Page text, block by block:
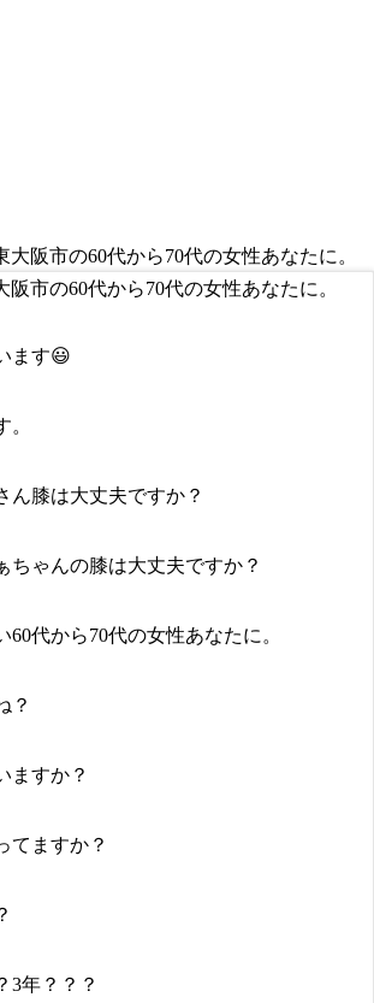
阪市の60代から70代の女性あなたに。
市の60代から70代の女性あなたに。
ます😃
。
ん膝は大丈夫ですか？
ちゃんの膝は大丈夫ですか？
60代から70代の女性あなたに。
？
ますか？
てますか？
3年？？？